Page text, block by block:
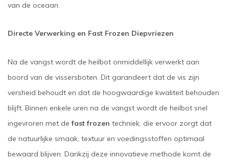
van de oceaan.
Directe Verwerking en Fast Frozen Diepvriezen
Na de vangst wordt de heilbot onmiddellijk verwerkt aan
boord van de vissersboten. Dit garandeert dat de vis zijn
versheid behoudt en dat de hoogwaardige kwaliteit behouden
blijft. Binnen enkele uren na de vangst wordt de heilbot snel
ingevroren met defast frozen techniek, die ervoor zorgt dat
de natuurlijke smaak, textuur en voedingsstoffen optimaal
bewaard blijven. Dankzij deze innovatieve methode komt de